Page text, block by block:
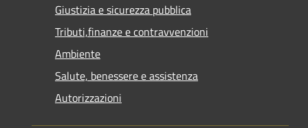
Giustizia e sicurezza pubblica
Tributi,finanze e contravvenzioni
Ambiente
Salute, benessere e assistenza
Autorizzazioni